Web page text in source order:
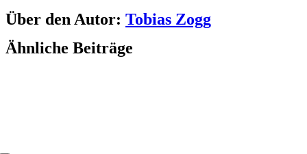
Facebook
LinkedIn
WhatsApp
Telegram
Tumblr
Pinterest
Vk
Xing
E-
Mail
Über den Autor: Tobias Zogg
Ähnliche Beiträge